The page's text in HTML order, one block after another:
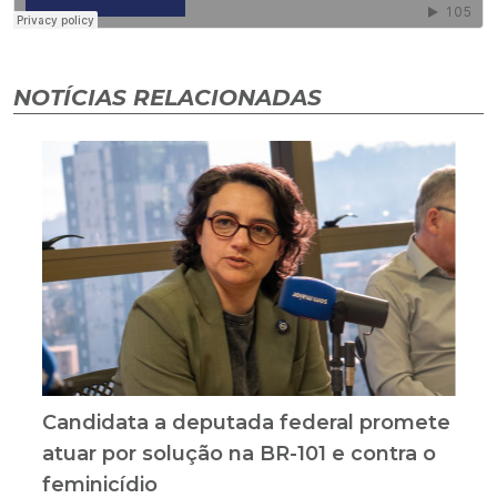
NOTÍCIAS RELACIONADAS
Candidata a deputada federal promete
atuar por solução na BR-101 e contra o
feminicídio